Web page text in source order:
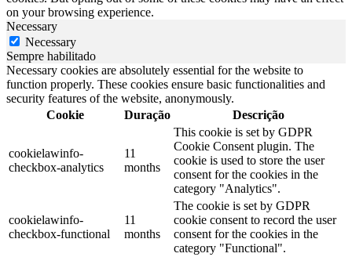
on your browsing experience.
Necessary
Necessary
Sempre habilitado
Necessary cookies are absolutely essential for the website to
function properly. These cookies ensure basic functionalities and
security features of the website, anonymously.
Cookie
Duração Descrição
cookielawinfo-
checkbox-analytics
11
months
This cookie is set by GDPR
Cookie Consent plugin. The
cookie is used to store the user
consent for the cookies in the
category "Analytics".
cookielawinfo-
checkbox-functional
11
months
The cookie is set by GDPR
cookie consent to record the user
consent for the cookies in the
category "Functional".